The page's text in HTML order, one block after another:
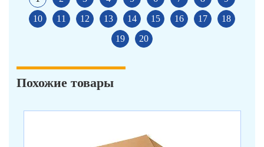
10
11 12 13 14 15 16 17
18
19
20
Похожие товары